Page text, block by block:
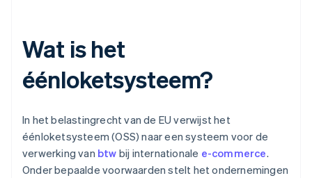
Wat is het
éénloketsysteem?
In het belastingrecht van de EU verwijst het
éénloketsysteem (OSS) naar een systeem voor de
verwerking van btw bij internationale e-commerce.
Onder bepaalde voorwaarden stelt het ondernemingen